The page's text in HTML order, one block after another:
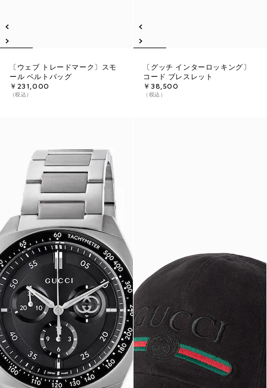
〔ウェブ トレードマーク〕スモ
ール ベルトバッグ
￥231,000
（税込）
〔グッチ インターロッキング〕
コード ブレスレット
￥38,500
（税込）